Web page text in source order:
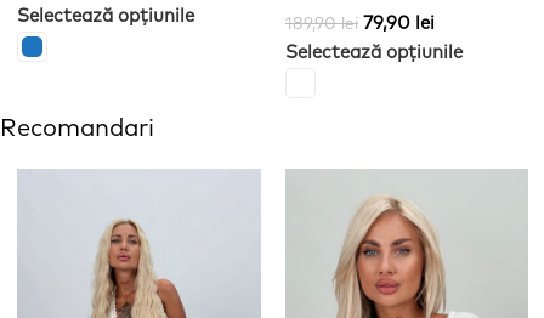
Selectează opțiunile
189,90lei 79,90 lei
Selectează opțiunile
Recomandari